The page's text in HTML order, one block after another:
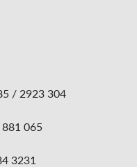
/ 2923 304
065
3231